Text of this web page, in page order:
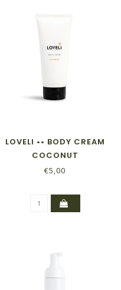
LOVELI •• BODY CREAM
COCONUT
€5,00